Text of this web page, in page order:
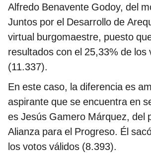
Alfredo Benavente Godoy, del
Juntos por el Desarrollo de
virtual burgomaestre, puesto
resultados con el 25,33% de los
(11.337).
En este caso, la diferencia es
aspirante que se encuentra en
es Jesús Gamero Márquez, del
Alianza para el Progreso. Él
los votos válidos (8.393).